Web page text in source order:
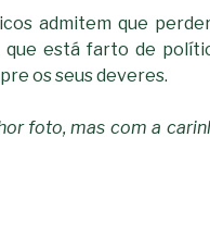
admitem que
está farto de
os seus deveres.
foto, mas com a